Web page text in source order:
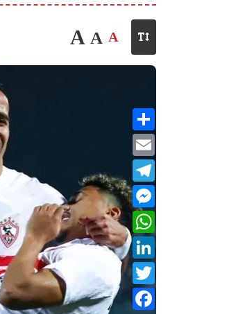
A
A
A
Share
Email
Telegram
Messenger
WhatsApp
LinkedIn
Twitter
Facebook